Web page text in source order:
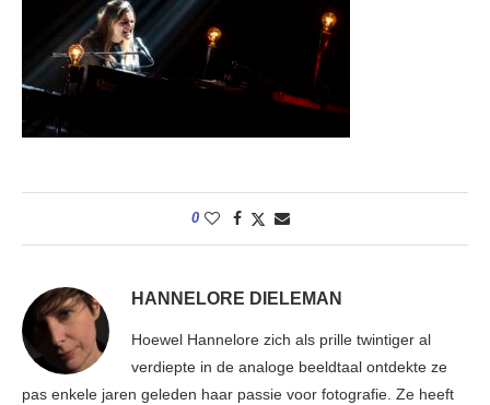
0
HANNELORE DIELEMAN
Hoewel Hannelore zich als prille twintiger al
verdiepte in de analoge beeldtaal ontdekte ze
pas enkele jaren geleden haar passie voor fotografie. Ze heeft